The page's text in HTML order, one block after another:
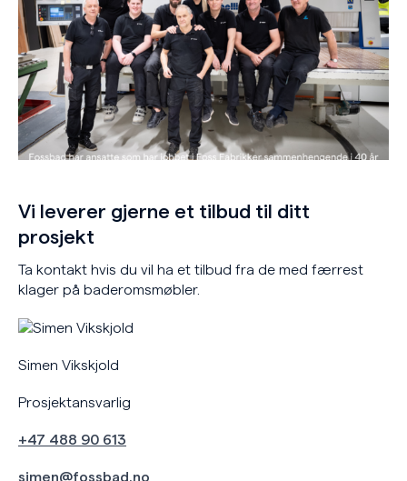
Vi leverer gjerne et tilbud til ditt
prosjekt
Ta kontakt hvis du vil ha et tilbud fra de med færrest
klager på baderomsmøbler.
Simen Vikskjold
Prosjektansvarlig
+47 488 90 613
simen@fossbad.no